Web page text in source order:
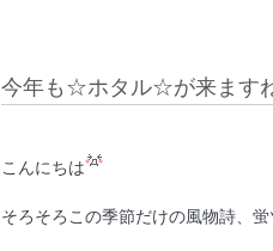
今年も☆ホタル☆が来ます
こんにちは
そろそろこの季節だけの風物詩、